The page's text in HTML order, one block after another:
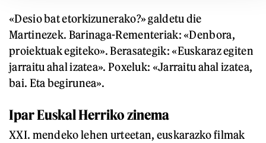
«Desio bat etorkizunerako?» galdetu die
Martinezek. Barinaga-Rementeriak: «Denbora,
proiektuak egiteko». Berasategik: «Euskaraz egiten
jarraitu ahal izatea». Poxeluk: «Jarraitu ahal izatea,
bai. Eta begirunea».
Ipar Euskal Herriko zinema
XXI. mendeko lehen urteetan, euskarazko filmak